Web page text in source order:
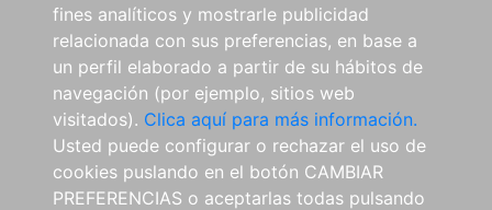
fines analíticos y mostrarle publicidad
relacionada con sus preferencias, en base a
un perfil elaborado a partir de su hábitos de
navegación (por ejemplo, sitios web
visitados). Clica aquí para más información.
Usted puede configurar o rechazar el uso de
cookies puslando en el botón CAMBIAR
PREFERENCIAS o aceptarlas todas pulsando